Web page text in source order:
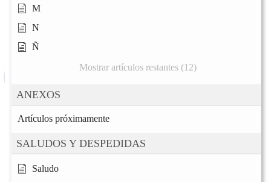
M
N
Ñ
Mostrar artículos restantes (12)
ANEXOS
Artículos próximamente
SALUDOS Y DESPEDIDAS
Saludo